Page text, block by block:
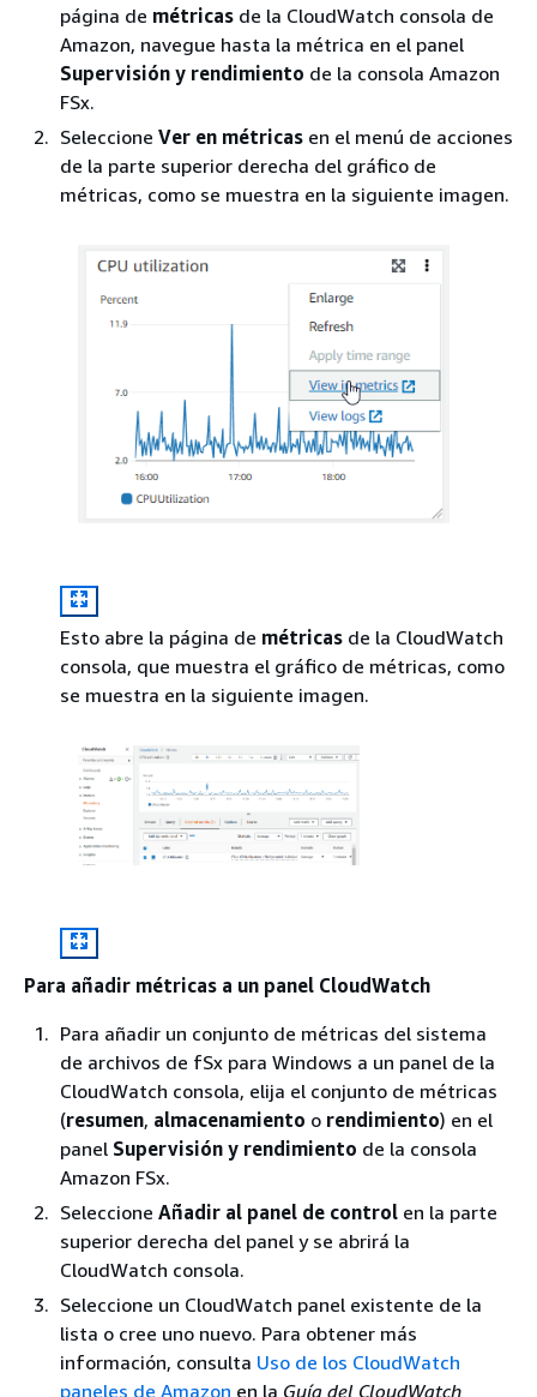
página de métricas de la CloudWatch consola de
Amazon, navegue hasta la métrica en el panel
Supervisión y rendimiento de la consola Amazon
FSx.
Seleccione Ver en métricas en el menú de acciones
de la parte superior derecha del gráfico de
métricas, como se muestra en la siguiente imagen.
Esto abre la página de métricas de la CloudWatch
consola, que muestra el gráfico de métricas, como
se muestra en la siguiente imagen.
Para añadir métricas a un panel CloudWatch
Para añadir un conjunto de métricas del sistema
de archivos de fSx para Windows a un panel de la
CloudWatch consola, elija el conjunto de métricas
(resumen, almacenamiento o rendimiento) en el
panel Supervisión y rendimiento de la consola
Amazon FSx.
Seleccione Añadir al panel de control en la parte
superior derecha del panel y se abrirá la
CloudWatch consola.
Seleccione un CloudWatch panel existente de la
lista o cree uno nuevo. Para obtener más
información, consulta Uso de los CloudWatch
paneles de Amazon en la Guía del CloudWatch